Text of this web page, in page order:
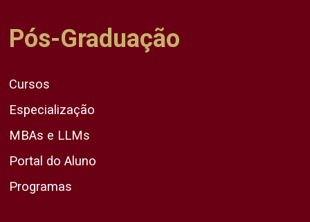
Pós-Graduação
Cursos
Especialização
MBAs e LLMs
Portal do Aluno
Programas